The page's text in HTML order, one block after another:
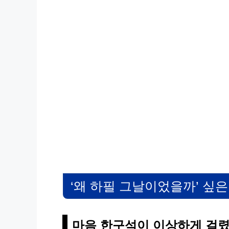
‘왜 하필 그날이었을까’ 싶
마음 한구석이 이상하게 걸